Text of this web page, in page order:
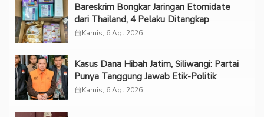
Bareskrim Bongkar Jaringan Etomidate
dari Thailand, 4 Pelaku Ditangkap
calendar_monthKamis, 6 Agt 2026
Kasus Dana Hibah Jatim, Siliwangi: Partai
Punya Tanggung Jawab Etik-Politik
calendar_monthKamis, 6 Agt 2026